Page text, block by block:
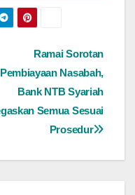
Ramai Sorotan
Pembiayaan Nasabah,
Bank NTB Syariah
Semua Sesuai
Prosedur